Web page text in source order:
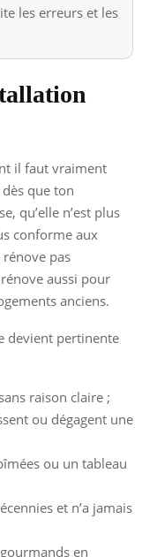
les erreurs et les
il faut vraiment
que ton
qu’elle n’est plus
conforme aux
rénove pas
aussi pour
anciens.
devient pertinente
raison claire ;
ou dégagent une
ou un tableau
et n’a jamais
en